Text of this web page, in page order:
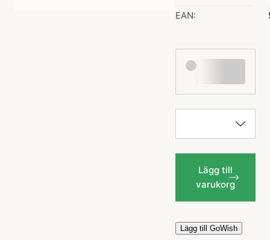
EAN:
Lägg till
varukorg
Lägg till GoWish